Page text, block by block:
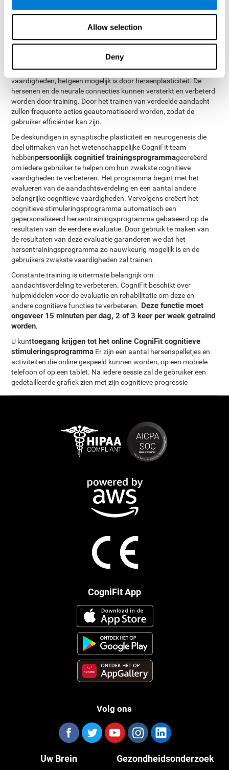
Allow selection
Deny
Tevens verbetert het de capaciteit om complexe informatie te
Het rehabilitatieprogramma voor verdeelde aandacht is
heeft een complete reeks oefeningen, ontworpen om te helpen bij
de revalidatie van verdeelde aandacht en andere cognitieve
vaardigheden, hetgeen mogelijk is door hersenplasticiteit. De
hersenen en de neurale connecties kunnen versterkt en verbeterd
worden door training. Door het trainen van verdeelde aandacht
zullen frequente acties geautomatiseerd worden, zodat de
gebruiker efficiënter kan zijn.
De deskundigen in synaptische plasticiteit en neurogenesis die
deel uitmaken van het wetenschappelijke CogniFit team
hebbenpersoonlijk cognitief trainingsprogrammagecreëerd
om iedere gebruiker te helpen om hun zwakste cognitieve
vaardigheden te verbeteren. Het programma begint met het
evalueren van de aandachtsverdeling en een aantal andere
belangrijke cognitieve vaardigheden. Vervolgens creëert het
cognitieve stimuleringsprogramma automatisch een
gepersonaliseerd hersentrainingsprogramma gebaseerd op de
resultaten van de eerdere evaluatie. Door gebruik te maken van
de resultaten van deze evaluatie garanderen we dat het
hersentrainingsprogramma zo nauwkeurig mogelijk is en de
gebruikers zwakste vaardigheden zal trainen.
Constante training is uitermate belangrijk om
aandachtsverdeling te verbeteren. CogniFit beschikt over
hulpmiddelen voor de evaluatie en rehabilitatie om deze en
andere cognitieve functies te verbeteren. Deze functie moet
ongeveer 15 minuten per dag, 2 of 3 keer per week getraind
worden.
U kunttoegang krijgen tot het online CogniFit cognitieve
stimuleringsprogramma Er zijn een aantal hersenspelletjes en
activiteiten die online gespeeld kunnen worden, op een mobiele
telefoon of op een tablet. Na iedere sessie zal de gebruiker een
gedetailleerde grafiek zien met zijn cognitieve progressie
CogniFit App
Volg ons
Uw Brein Gezondheidsonderzoek